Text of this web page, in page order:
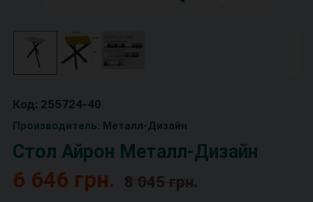
Код: 255724-40
Производитель: Металл-Дизайн
Стол Айрон Металл-Дизайн
6 646 грн. 8 045 грн.